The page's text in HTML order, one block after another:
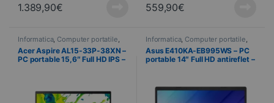
1.389,90€ 559,90€
Informatica, Computer portatile,
Computer portatili
Acer Aspire AL15-33P-38XN –
PC portable 15,6″ Full HD IPS –
Informatica, Computer portatile,
Computer portatili
Asus E410KA-EB995WS – PC
portable 14″ Full HD antireflet –
Windows 11